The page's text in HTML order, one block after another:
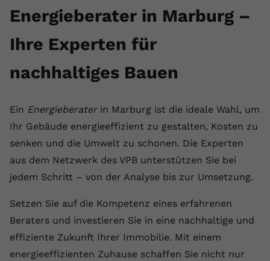
Energieberater in Marburg –
Ihre Experten für
nachhaltiges Bauen
Ein Energieberaterin Marburg ist die ideale Wahl, um
Ihr Gebäude energieeffizient zu gestalten, Kosten zu
senken und die Umwelt zu schonen. Die Experten
aus dem Netzwerk des VPB unterstützen Sie bei
jedem Schritt – von der Analyse bis zur Umsetzung.
Setzen Sie auf die Kompetenz eines erfahrenen
Beraters und investieren Sie in eine nachhaltige und
effiziente Zukunft Ihrer Immobilie. Mit einem
energieeffizienten Zuhause schaffen Sie nicht nur